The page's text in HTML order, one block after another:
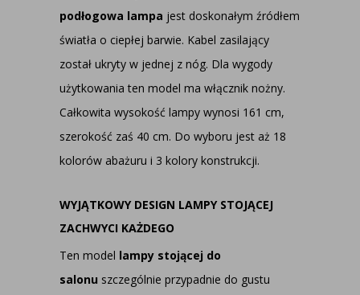
podłogowa lampa jest doskonałym źródłem
światła o ciepłej barwie. Kabel zasilający
został ukryty w jednej z nóg. Dla wygody
użytkowania ten model ma włącznik nożny.
Całkowita wysokość lampy wynosi 161 cm,
szerokość zaś 40 cm. Do wyboru jest aż 18
kolorów abażuru i 3 kolory konstrukcji.
WYJĄTKOWY DESIGN LAMPY STOJĄCEJ
ZACHWYCI KAŻDEGO
Ten model lampy stojącej do
salonu szczególnie przypadnie do gustu